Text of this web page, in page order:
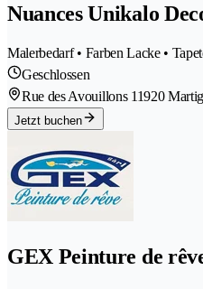
Nuances Unikalo
Malerbedarf • Farben Lacke •
Geschlossen
Rue des Avouillons 11920
Jetzt buchen
GEX Peinture de